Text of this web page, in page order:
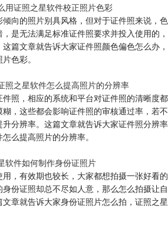
用证照之星软件校正照片色彩
向的照片别具风格，但对于证件照来说，色
是无法满足标准证件照要求并投入使用的，
篇文章就告诉大家证件照颜色偏色怎么办，
色彩。
照之星软件怎么提高照片的分辨率
照，相应的系统和平台对证件照的清晰度都
，这些都会影响证件照的审核通过率，若不
分辨率。这篇文章就告诉大家证件照分辨率
么提高照片的分辨率。
软件如何制作身份证照片
，有效期也较长，大家都想拍摄一张好看的
份证照却总不尽如人意，那么怎么拍摄让自
章就告诉大家身份证照片怎么拍，证照之星